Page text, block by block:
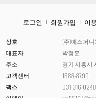
로그인 회원가입 이
상호
(주)예스퍼니
대표자
박정훈
주소
경기 시흥시
고객센터
1688-8799
팩스
031-316-0240